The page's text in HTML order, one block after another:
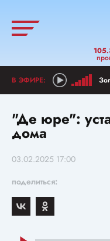
"Де юре":
дома
03.02.2025 17:00
поделиться: